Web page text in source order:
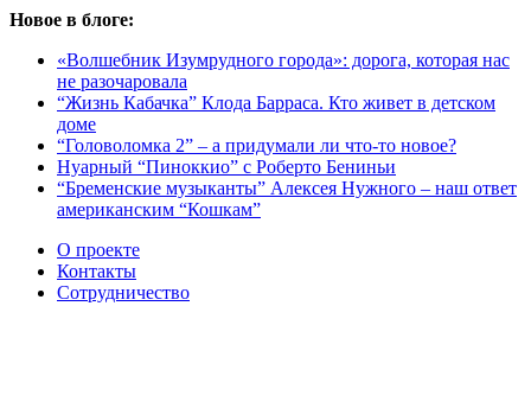
Новое в блоге:
«Волшебник Изумрудного города»: дорога, которая нас
не разочаровала
“Жизнь Кабачка” Клода Барраса. Кто живет в детском
доме
“Головоломка 2” – а придумали ли что-то новое?
Нуарный “Пиноккио” с Роберто Бениньи
“Бременские музыканты” Алексея Нужного – наш ответ
американским “Кошкам”
О проекте
Контакты
Сотрудничество